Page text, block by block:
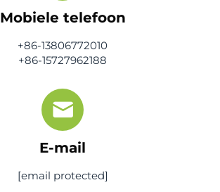
Mobiele telefoon
+86-13806772010
+86-15727962188
E-mail
[email protected]